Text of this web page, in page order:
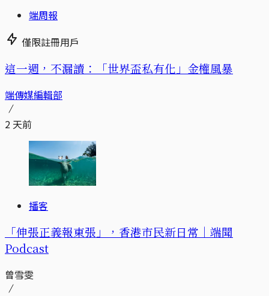
端周報
僅限註冊用戶
這一週，不漏讀：「世界盃私有化」金權風暴
端傳媒編輯部
2 天前
播客
「伸張正義報東張」，香港市民新日常｜端聞
Podcast
曾雪雯